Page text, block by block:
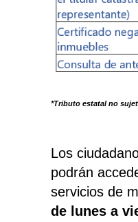
*Tributo estatal no
Los
podrán
servicios de
de lunes a